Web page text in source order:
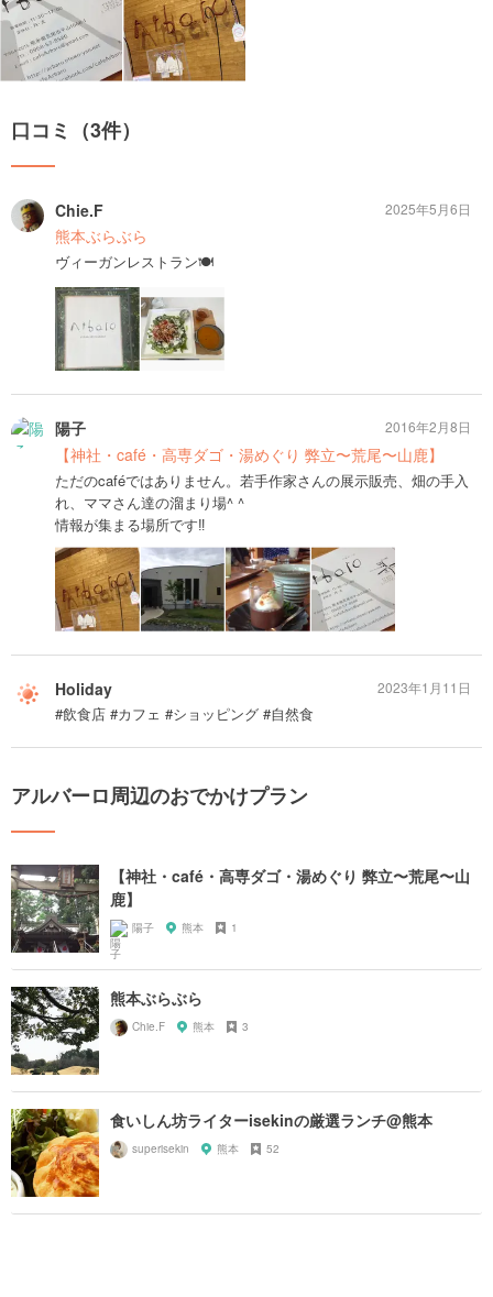
口コミ（3件）
Chie.F
熊本ぶらぶら
ヴィーガンレストラン🍽️
2025年5月6日
陽子
【神社・café・高専ダゴ・湯めぐり 弊立〜荒尾〜山鹿】
ただのcaféではありません。若手作家さんの展示販売、畑の手入
れ、ママさん達の溜まり場^ ^
情報が集まる場所です‼️
2016年2月8日
Holiday
#飲食店 #カフェ #ショッピング #自然食
2023年1月11日
アルバーロ周辺のおでかけプラン
【神社・café・高専ダゴ・湯めぐり 弊立〜荒尾〜山
鹿】
陽子 熊本 1
熊本ぶらぶら
Chie.F 熊本 3
食いしん坊ライターisekinの厳選ランチ@熊本
superisekin 熊本 52